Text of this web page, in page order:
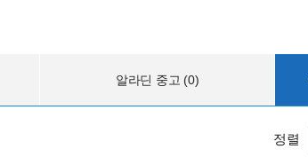
알라딘 중고 (0)
정렬